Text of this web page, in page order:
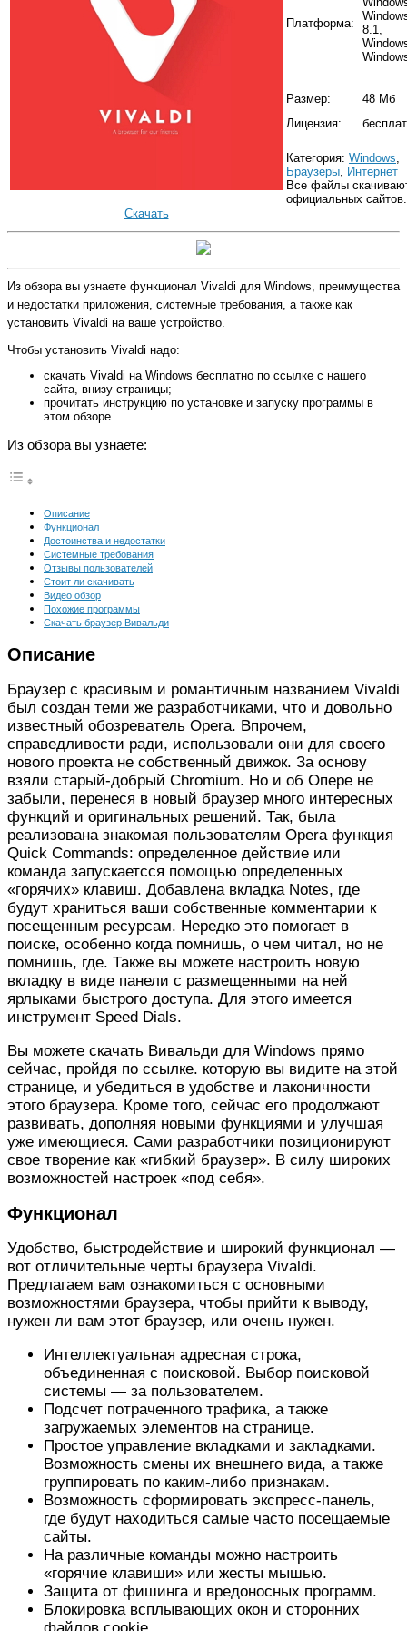
Скачать
Платформа:
8.1,
Размер:
48 Мб
Лицензия:
Категория: Windows,
Браузеры, Интернет
Все файлы
официальных сайтов.
Из обзора вы узнаете функционал Vivaldi для Windows, преимущества
и недостатки приложения, системные требования, а также как
установить Vivaldi на ваше устройство.
Чтобы установить Vivaldi надо:
скачать Vivaldi на Windows бесплатно по ссылке с нашего
сайта, внизу страницы;
прочитать инструкцию по установке и запуску программы в
этом обзоре.
Из обзора вы узнаете:
Описание
Функционал
Достоинства и недостатки
Системные требования
Отзывы пользователей
Стоит ли скачивать
Видео обзор
Похожие программы
Скачать браузер Вивальди
Описание
Браузер с красивым и романтичным названием Vivaldi
был создан теми же разработчиками, что и довольно
известный обозреватель Opera. Впрочем,
справедливости ради, использовали они для своего
нового проекта не собственный движок. За основу
взяли старый-добрый Chromium. Но и об Опере не
забыли, перенеся в новый браузер много интересных
функций и оригинальных решений. Так, была
реализована знакомая пользователям Opera функция
Quick Commands: определенное действие или
команда запускаетсся помощью определенных
«горячих» клавиш. Добавлена вкладка Notes, где
будут храниться ваши собственные комментарии к
посещенным ресурсам. Нередко это помогает в
поиске, особенно когда помнишь, о чем читал, но не
помнишь, где. Также вы можете настроить новую
вкладку в виде панели с размещенными на ней
ярлыками быстрого доступа. Для этого имеется
инструмент Speed Dials.
Вы можете скачать Вивальди для Windows прямо
сейчас, пройдя по ссылке. которую вы видите на этой
странице, и убедиться в удобстве и лаконичности
этого браузера. Кроме того, сейчас его продолжают
развивать, дополняя новыми функциями и улучшая
уже имеющиеся. Сами разработчики позиционируют
свое творение как «гибкий браузер». В силу широких
возможностей настроек «под себя».
Функционал
Удобство, быстродействие и широкий функционал —
вот отличительные черты браузера Vivaldi.
Предлагаем вам ознакомиться с основными
возможностями браузера, чтобы прийти к выводу,
нужен ли вам этот браузер, или очень нужен.
Интеллектуальная адресная строка,
объединенная с поисковой. Выбор поисковой
системы — за пользователем.
Подсчет потраченного трафика, а также
загружаемых элементов на странице.
Простое управление вкладками и закладками.
Возможность смены их внешнего вида, а также
группировать по каким-либо признакам.
Возможность сформировать экспресс-панель,
где будут находиться самые часто посещаемые
сайты.
На различные команды можно настроить
«горячие клавиши» или жесты мышью.
Защита от фишинга и вредоносных программ.
Блокировка всплывающих окон и сторонних